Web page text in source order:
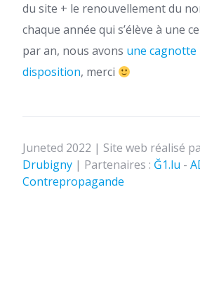
du site + le renouvellement du
chaque année qui s’élève à une
par an, nous avons une cagnotte
disposition, merci
Juneted 2022 | Site web réalisé
Drubigny | Partenaires : Ğ1.lu -
Contrepropagande